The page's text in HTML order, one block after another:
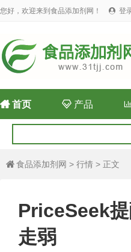
您好，欢迎来到食品添加剂网！  登
首页 产品
 食品添加剂网 > 行情 > 正文
PriceSeek
走弱